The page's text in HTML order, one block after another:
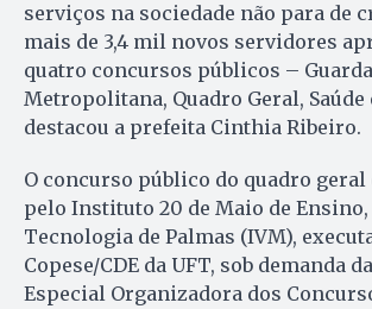
serviços na sociedade não para de
mais de 3,4 mil novos servidores
quatro concursos públicos – Guarda
Metropolitana, Quadro Geral, Saúde
destacou a prefeita Cinthia Ribeiro.
O concurso público do quadro geral
pelo Instituto 20 de Maio de Ensino,
Tecnologia de Palmas (IVM),
Copese/CDE da UFT, sob demanda
Especial Organizadora dos